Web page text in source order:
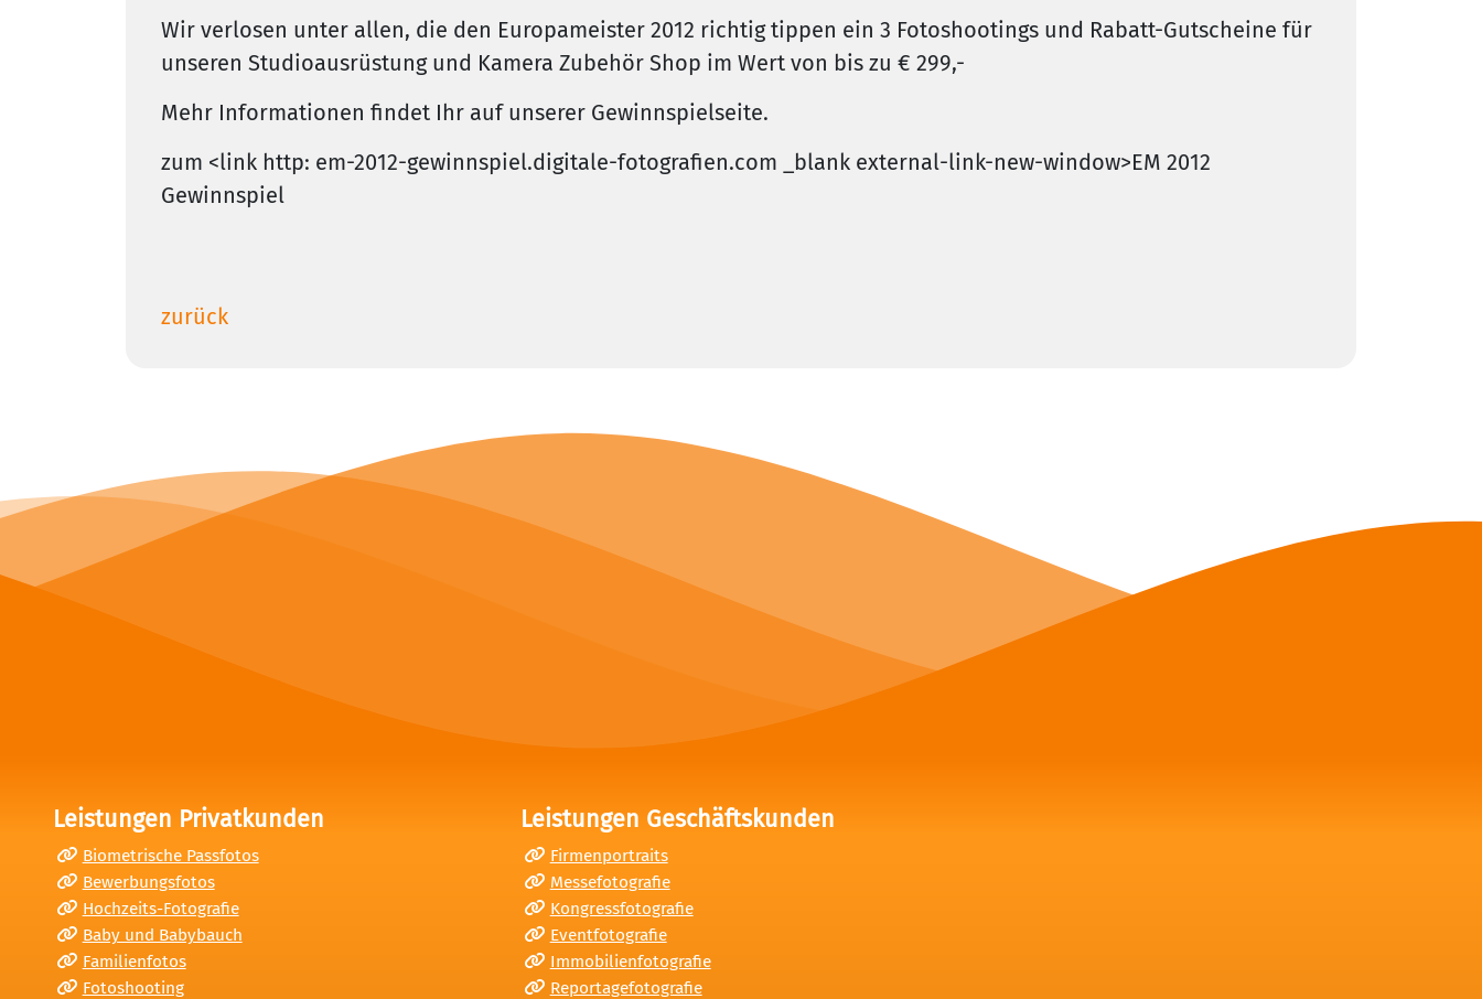
Wir verlosen unter allen, die den Europameister 2012 richtig tippen ein 3 Fotoshootings und Rabatt-Gutscheine für
unseren Studioausrüstung und Kamera Zubehör Shop im Wert von bis zu € 299,-
Mehr Informationen findet Ihr auf unserer Gewinnspielseite.
zum <link http: em-2012-gewinnspiel.digitale-fotografien.com _blank external-link-new-window>EM 2012
Gewinnspiel
zurück
Leistungen Privatkunden
Biometrische Passfotos
Bewerbungsfotos
Hochzeits-Fotografie
Baby und Babybauch
Familienfotos
Fotoshooting
Leistungen Geschäftskunden
Firmenportraits
Messefotografie
Kongressfotografie
Eventfotografie
Immobilienfotografie
Reportagefotografie